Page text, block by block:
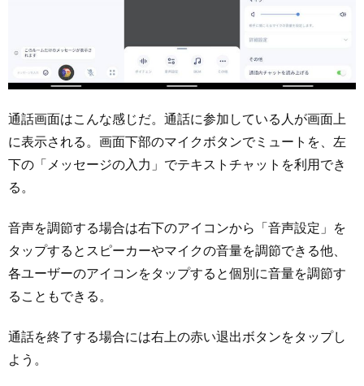
通話画面はこんな感じだ。通話に参加している人が画面上
に表示される。画面下部のマイクボタンでミュートを、左
下の「メッセージの入力」でテキストチャットを利用でき
る。
音声を調節する場合は右下のアイコンから「音声設定」を
タップするとスピーカーやマイクの音量を調節できる他、
各ユーザーのアイコンをタップすると個別に音量を調節す
ることもできる。
通話を終了する場合には右上の赤い退出ボタンをタップし
よう。